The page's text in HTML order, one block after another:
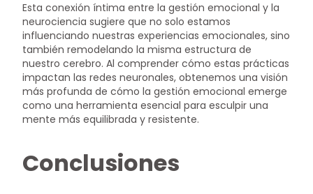
Esta conexión íntima entre la gestión emocional y la
neurociencia sugiere que no solo estamos
influenciando nuestras experiencias emocionales, sino
también remodelando la misma estructura de
nuestro cerebro. Al comprender cómo estas prácticas
impactan las redes neuronales, obtenemos una visión
más profunda de cómo la gestión emocional emerge
como una herramienta esencial para esculpir una
mente más equilibrada y resistente.
Conclusiones